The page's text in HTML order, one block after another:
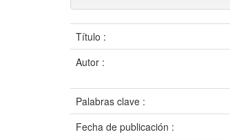
Título :
Autor :
Palabras clave :
Fecha de publicación :